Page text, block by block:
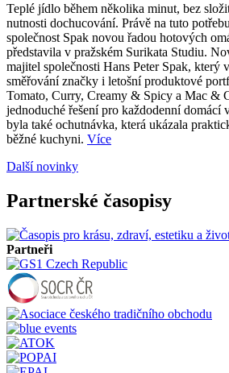
Teplé jídlo během několika minut, bez
nutnosti dochucování. Právě na tuto
společnost Spak novou řadou hotových
představila v pražském Surikata Studiu.
majitel společnosti Hans Peter Spak, který
směřování značky i letošní produktové
Tomato, Curry, Creamy & Spicy a Mac &
jednoduché řešení pro každodenní domácí
byla také ochutnávka, která ukázala
běžné kuchyni. Více
Další novinky
Partnerské časopisy
Partneři